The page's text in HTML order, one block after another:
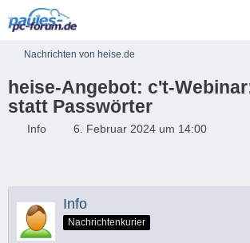
Nachrichten von heise.de
heise-Angebot: c't-
statt Passwörter
Info 6. Februar 2024 um 14:00
Info
Nachrichtenkurier